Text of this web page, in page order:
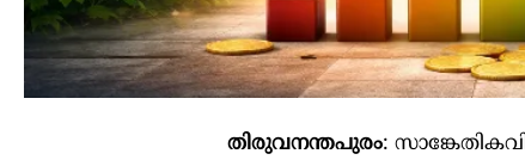
തിരുവനന്തപുരം: